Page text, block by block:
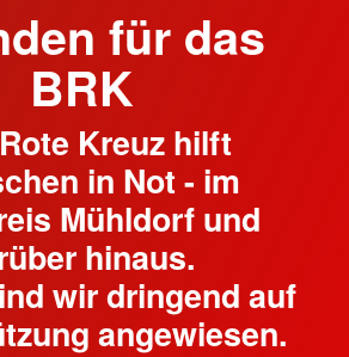
für das
BRK
Kreuz hilft
in Not - im
Mühldorf und
hinaus.
wir dringend auf
angewiesen.